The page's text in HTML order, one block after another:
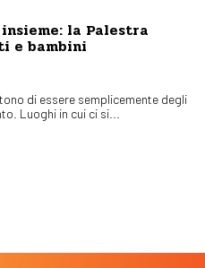
la Palestra
e bambini
di essere semplicemente degli
Luoghi in cui ci si...